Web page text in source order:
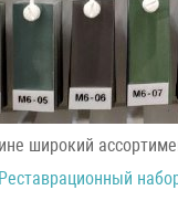
широкий
Реставрационный